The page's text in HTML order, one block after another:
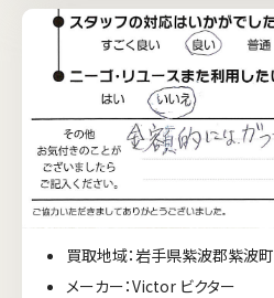
買取地域：岩手県紫波郡紫波町
メーカー：Victor ビクター